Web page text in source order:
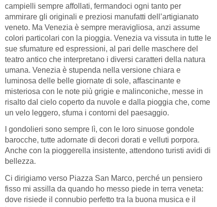
campielli sempre affollati, fermandoci ogni tanto per
ammirare gli originali e preziosi manufatti dell’artigianato
veneto. Ma Venezia è sempre meravigliosa, anzi assume
colori particolari con la pioggia. Venezia va vissuta in tutte le
sue sfumature ed espressioni, al pari delle maschere del
teatro antico che interpretano i diversi caratteri della natura
umana. Venezia è stupenda nella versione chiara e
luminosa delle belle giornate di sole, affascinante e
misteriosa con le note più grigie e malinconiche, messe in
risalto dal cielo coperto da nuvole e dalla pioggia che, come
un velo leggero, sfuma i contorni del paesaggio.
I gondolieri sono sempre lì, con le loro sinuose gondole
barocche, tutte adornate di decori dorati e velluti porpora.
Anche con la pioggerella insistente, attendono turisti avidi di
bellezza.
Ci dirigiamo verso Piazza San Marco, perché un pensiero
fisso mi assilla da quando ho messo piede in terra veneta:
dove risiede il connubio perfetto tra la buona musica e il